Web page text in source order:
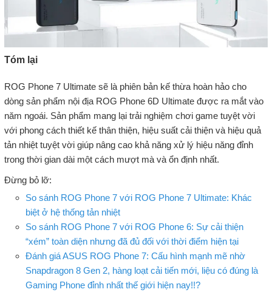
Tóm lại
ROG Phone 7 Ultimate sẽ là phiên bản kế thừa hoàn hảo cho
dòng sản phẩm nội địa ROG Phone 6D Ultimate được ra mắt vào
năm ngoái. Sản phẩm mang lại trải nghiệm chơi game tuyệt vời
với phong cách thiết kế thân thiện, hiệu suất cải thiện và hiệu quả
tản nhiệt tuyệt vời giúp nâng cao khả năng xử lý hiệu năng đỉnh
trong thời gian dài một cách mượt mà và ổn định nhất.
Đừng bỏ lỡ:
So sánh ROG Phone 7 với ROG Phone 7 Ultimate: Khác
biệt ở hệ thống tản nhiệt
So sánh ROG Phone 7 với ROG Phone 6: Sự cải thiện
“xém” toàn diện nhưng đã đủ đối với thời điểm hiện tại
Đánh giá ASUS ROG Phone 7: Cấu hình mạnh mẽ nhờ
Snapdragon 8 Gen 2, hàng loạt cải tiến mới, liệu có đúng là
Gaming Phone đỉnh nhất thế giới hiện nay!!?